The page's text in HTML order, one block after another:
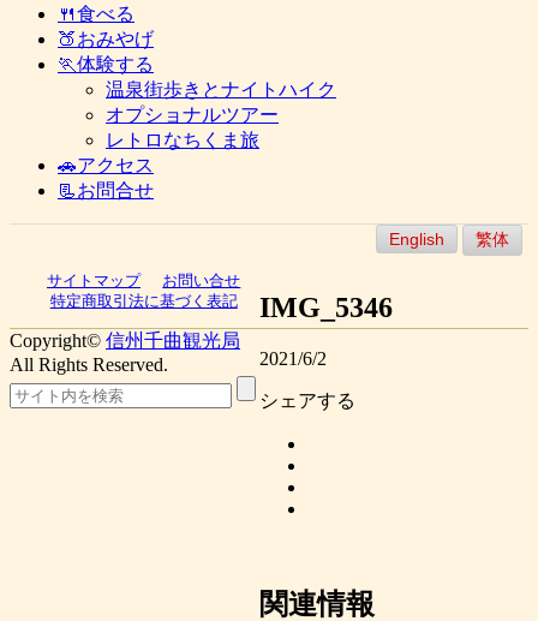
🍴食べる
🍑おみやげ
🏃体験する
温泉街歩きとナイトハイク
オプショナルツアー
レトロなちくま旅
🚗アクセス
📃お問合せ
English 繁体
IMG_5346
2021/6/2
シェアする
関連情報
サイトマップ
お問い合せ
特定商取引法に基づく表記
Copyright© 信州千曲観光局
All Rights Reserved.